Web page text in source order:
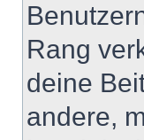
Rang
deine
andere,